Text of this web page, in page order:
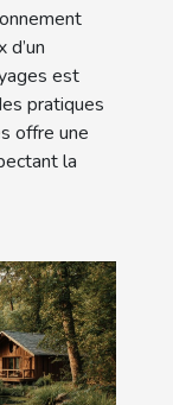
est
pratiques
offre une
la